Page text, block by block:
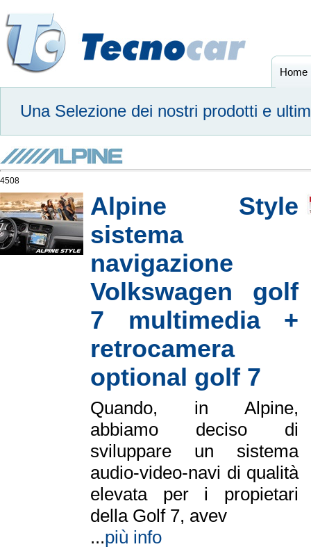
Home
Una Selezione dei nostri prodotti e
4508
Alpine Style
sistema
navigazione
Volkswagen golf
7 multimedia +
retrocamera
optional golf 7
Quando, in Alpine,
abbiamo deciso di
sviluppare un sistema
audio-video-navi di qualità
elevata per i propietari
della Golf 7, avev
...più info